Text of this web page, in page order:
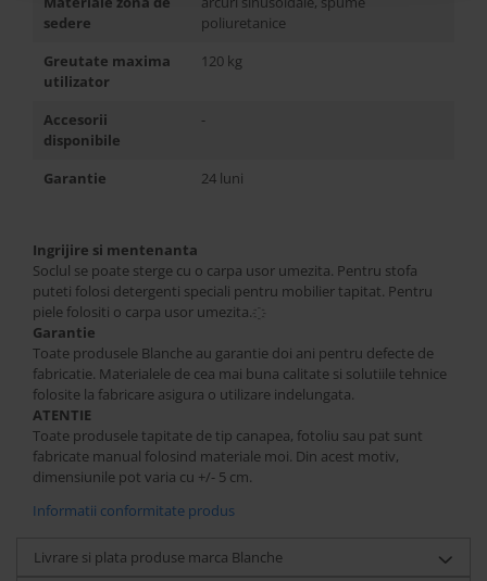
sedere
poliuretanice
Greutate maxima
utilizator
120 kg
Accesorii
disponibile
-
Garantie 24 luni
Ingrijire si mentenanta
Soclul se poate sterge cu o carpa usor umezita. Pentru stofa
puteti folosi detergenti speciali pentru mobilier tapitat. Pentru
piele folositi o carpa usor umezita.҈
Garantie
Toate produsele Blanche au garantie doi ani pentru defecte de
fabricatie. Materialele de cea mai buna calitate si solutiile tehnice
folosite la fabricare asigura o utilizare indelungata.
ATENTIE
Toate produsele tapitate de tip canapea, fotoliu sau pat sunt
fabricate manual folosind materiale moi. Din acest motiv,
dimensiunile pot varia cu +/- 5 cm.
Informatii conformitate produs
Livrare si plata produse marca Blanche